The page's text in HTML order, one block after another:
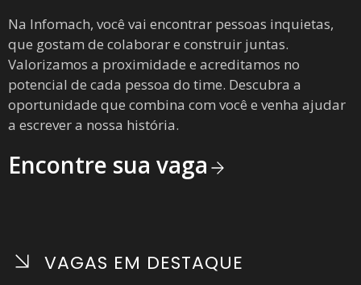
Na Infomach, você vai encontrar pessoas inquietas,
que gostam de colaborar e construir juntas.
Valorizamos a proximidade e acreditamos no
potencial de cada pessoa do time. Descubra a
oportunidade que combina com você e venha ajudar
a escrever a nossa história.
Encontre sua vaga
VAGAS EM DESTAQUE